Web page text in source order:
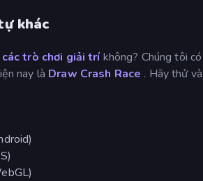
khác
các trò chơi giải tríkhông? Chúng tôi
nay là Draw Crash Race . Hãy thử